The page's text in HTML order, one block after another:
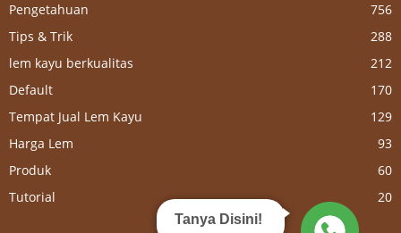
Pengetahuan
756
Tips & Trik
288
lem kayu berkualitas
212
Default
170
Tempat Jual Lem Kayu
129
Harga Lem
93
Produk
60
Tutorial
20
Tanya Disini!